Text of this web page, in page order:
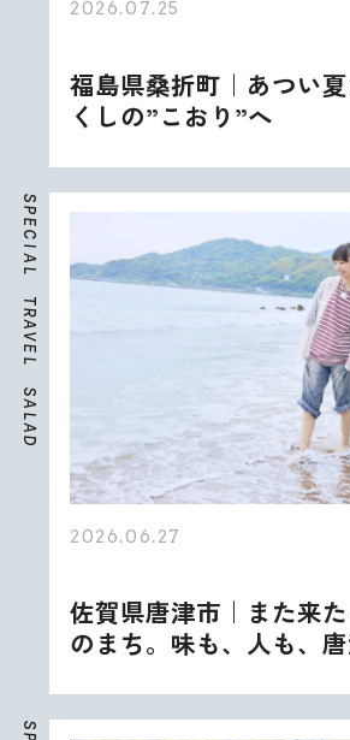
2026.07.25
福島県桑折町｜あつい
くしの”こおり”へ
S
P
E
C
I
A
L
T
R
A
V
E
L
S
A
L
A
D
2026.06.27
佐賀県唐津市｜また来
のまち。味も、人も、唐
S
P